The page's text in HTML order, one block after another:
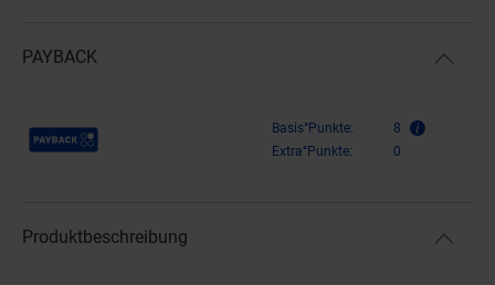
PAYBACK
Payback Punkte Basis°Punkte:
8
Extra°Punkte:
0
Produktbeschreibung